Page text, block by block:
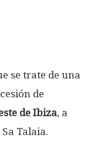
se trate de una
de
de Ibiza, a
Talaia.